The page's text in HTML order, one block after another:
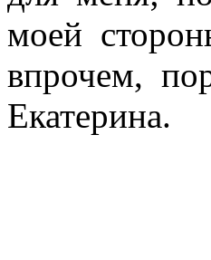
моей
впрочем,
Екатерина.